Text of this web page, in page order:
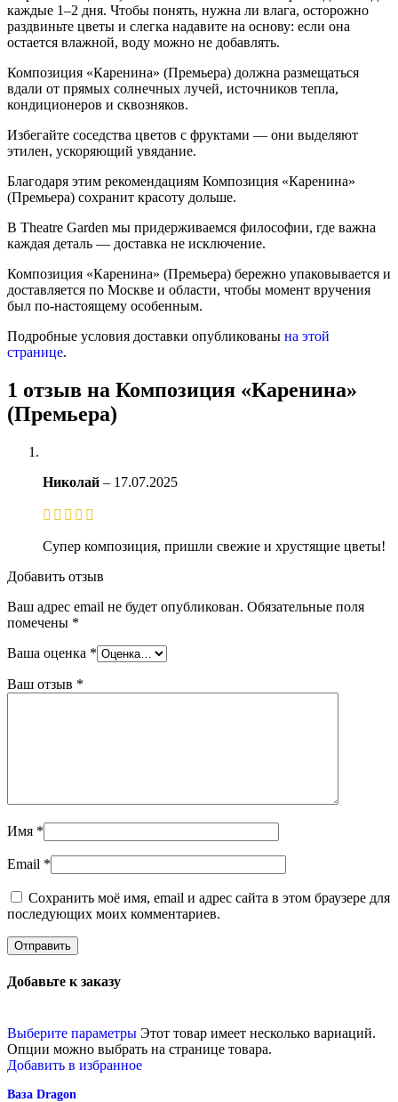
каждые 1–2 дня. Чтобы понять, нужна ли влага, осторожно
раздвиньте цветы и слегка надавите на основу: если она
остается влажной, воду можно не добавлять.
Композиция «Каренина» (Премьера) должна размещаться
вдали от прямых солнечных лучей, источников тепла,
кондиционеров и сквозняков.
Избегайте соседства цветов с фруктами — они выделяют
этилен, ускоряющий увядание.
Благодаря этим рекомендациям Композиция «Каренина»
(Премьера) сохранит красоту дольше.
В Theatre Garden мы придерживаемся философии, где важна
каждая деталь — доставка не исключение.
Композиция «Каренина» (Премьера) бережно упаковывается и
доставляется по Москве и области, чтобы момент вручения
был по-настоящему особенным.
Подробные условия доставки опубликованы на этой
странице.
1 отзыв на Композиция «Каренина»
(Премьера)
Николай – 17.07.2025
Супер композиция, пришли свежие и хрустящие цветы!
Добавить отзыв
Ваш адрес email не будет опубликован. Обязательные поля
помечены *
Ваша оценка *
Ваш отзыв *
Имя *
Email *
Сохранить моё имя, email и адрес сайта в этом браузере для
последующих моих комментариев.
Добавьте к заказу
Выберите параметры Этот товар имеет несколько вариаций.
Опции можно выбрать на странице товара.
Добавить в избранное
Ваза Dragon